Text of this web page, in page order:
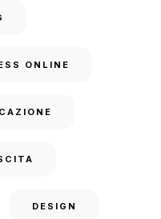
ONLINE
DESIGN